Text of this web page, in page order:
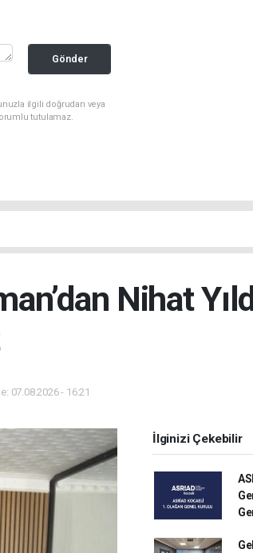
Gönder
ilgili doğrudan veya
tutulamaz.
Nihat
07.08.2026 - 16:21
İlginizi Çekebilir